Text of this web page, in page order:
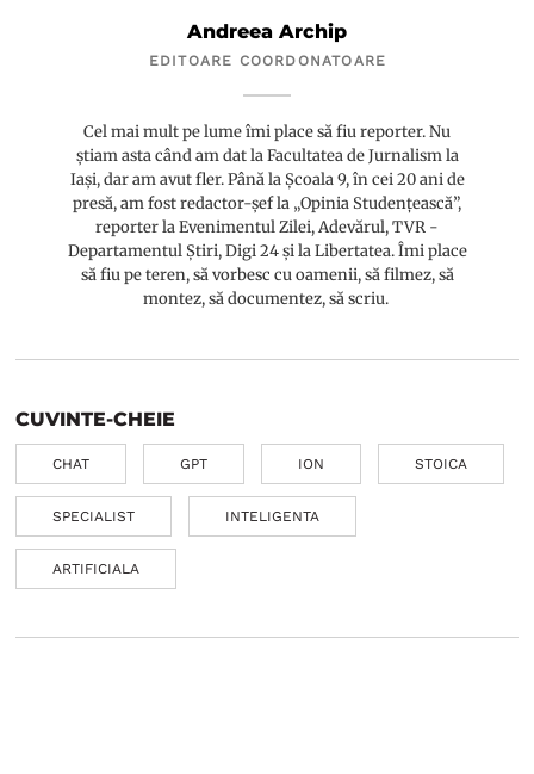
Andreea Archip
EDITOARE COORDONATOARE
Cel mai mult pe lume îmi place să fiu reporter. Nu
știam asta când am dat la Facultatea de Jurnalism la
Iași, dar am avut fler. Până la Școala 9, în cei 20 ani de
presă, am fost redactor-șef la „Opinia Studențească”,
reporter la Evenimentul Zilei, Adevărul, TVR -
Departamentul Știri, Digi 24 și la Libertatea. Îmi place
să fiu pe teren, să vorbesc cu oamenii, să filmez, să
montez, să documentez, să scriu.
CUVINTE-CHEIE
CHAT GPT ION STOICA
SPECIALIST INTELIGENTA
ARTIFICIALA